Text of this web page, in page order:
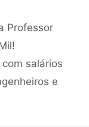
Professor
salários
e